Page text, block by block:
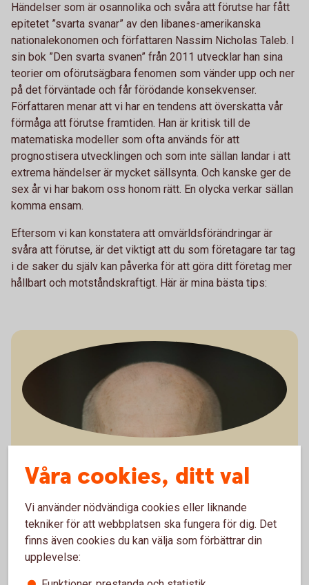
Händelser som är osannolika och svåra att förutse har fått
epitetet ”svarta svanar” av den libanes-amerikanska
nationalekonomen och författaren Nassim Nicholas Taleb. I
sin bok ”Den svarta svanen” från 2011 utvecklar han sina
teorier om oförutsägbara fenomen som vänder upp och ner
på det förväntade och får förödande konsekvenser.
Författaren menar att vi har en tendens att överskatta vår
förmåga att förutse framtiden. Han är kritisk till de
matematiska modeller som ofta används för att
prognostisera utvecklingen och som inte sällan landar i att
extrema händelser är mycket sällsynta. Och kanske ger de
sex år vi har bakom oss honom rätt. En olycka verkar sällan
komma ensam.
Eftersom vi kan konstatera att omvärldsförändringar är
svåra att förutse, är det viktigt att du som företagare tar tag
i de saker du själv kan påverka för att göra ditt företag mer
hållbart och motståndskraftigt. Här är mina bästa tips:
Företagarekonom
Ladda ner bild
Våra cookies, ditt val
Vi använder nödvändiga cookies eller liknande
tekniker för att webbplatsen ska fungera för dig. Det
finns även cookies du kan välja som förbättrar din
upplevelse: